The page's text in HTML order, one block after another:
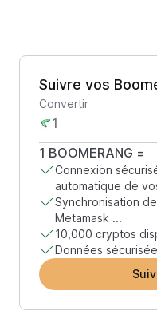
Suivre vos
Convertir
1 BOOMERANG =
Connexion
automatique de
Synchronisation
Metamask ...
10,000 cryptos
Données